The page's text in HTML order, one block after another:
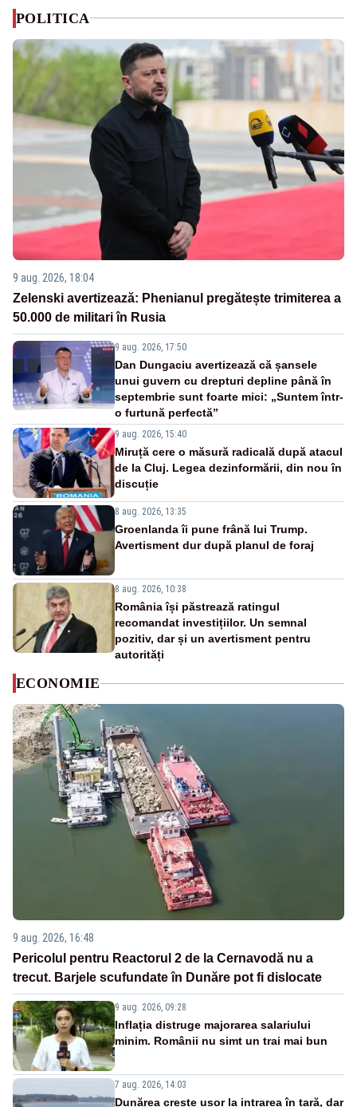
POLITICA
9 aug. 2026, 18:04
Zelenski avertizează: Phenianul pregătește trimiterea a
50.000 de militari în Rusia
9 aug. 2026, 17:50
Dan Dungaciu avertizează că șansele
unui guvern cu drepturi depline până în
septembrie sunt foarte mici: „Suntem într-
o furtună perfectă”
9 aug. 2026, 15:40
Miruță cere o măsură radicală după atacul
de la Cluj. Legea dezinformării, din nou în
discuție
8 aug. 2026, 13:35
Groenlanda îi pune frână lui Trump.
Avertisment dur după planul de foraj
8 aug. 2026, 10:38
România își păstrează ratingul
recomandat investițiilor. Un semnal
pozitiv, dar și un avertisment pentru
autorități
ECONOMIE
9 aug. 2026, 16:48
Pericolul pentru Reactorul 2 de la Cernavodă nu a
trecut. Barjele scufundate în Dunăre pot fi dislocate
9 aug. 2026, 09:28
Inflația distruge majorarea salariului
minim. Românii nu simt un trai mai bun
7 aug. 2026, 14:03
Dunărea crește ușor la intrarea în țară, dar